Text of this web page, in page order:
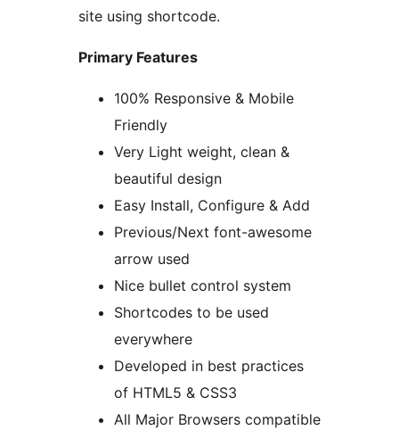
site using shortcode.
Primary Features
100% Responsive & Mobile
Friendly
Very Light weight, clean &
beautiful design
Easy Install, Configure & Add
Previous/Next font-awesome
arrow used
Nice bullet control system
Shortcodes to be used
everywhere
Developed in best practices
of HTML5 & CSS3
All Major Browsers compatible